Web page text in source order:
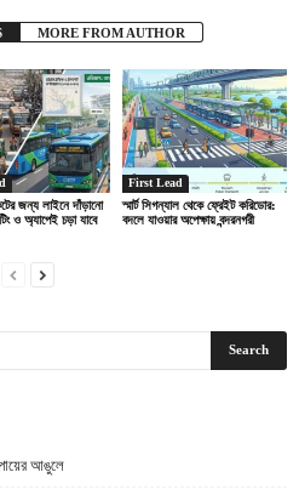
MORE FROM AUTHOR
জন্য লাইনে দাঁড়ানো
ও অ্যাপেই চড়া যাবে
First Lead
স্মার্ট সিগন্যাল থেকে ফ্রেইট করিডোর:
বদলে যাওয়ার অপেক্ষায় বন্দরনগরী
আঙুলে